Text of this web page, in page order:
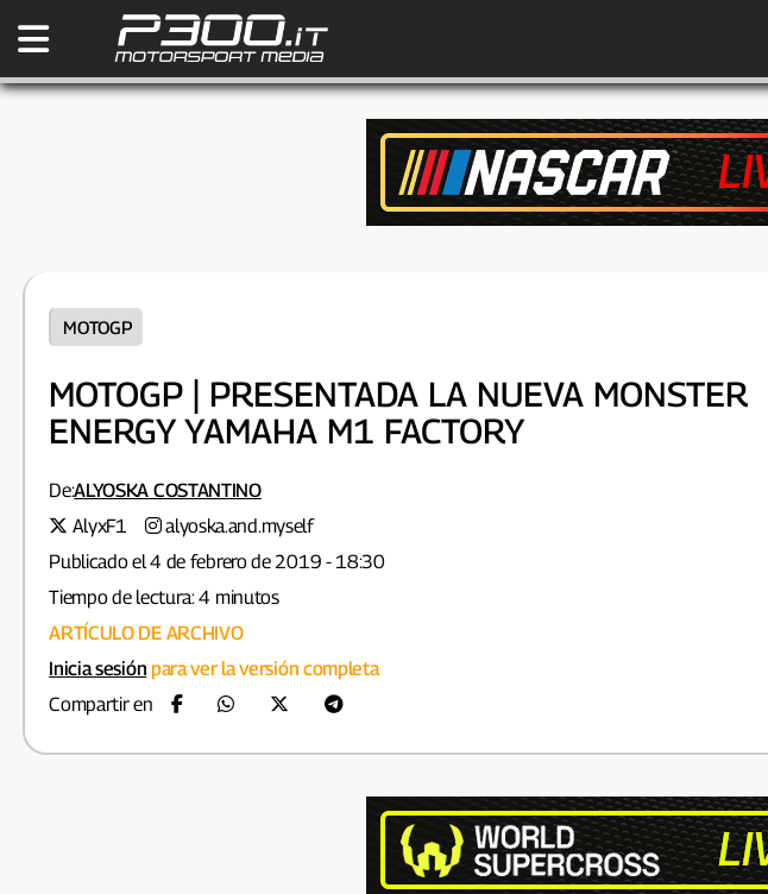
MOTOGP
MOTOGP | PRESENTADA LA NUEVA MONSTER
ENERGY YAMAHA M1 FACTORY
De:ALYOSKA COSTANTINO
AlyxF1
alyoska.and.myself
Publicado el 4 de febrero de 2019 - 18:30
Tiempo de lectura: 4 minutos
ARTÍCULO DE ARCHIVO
Inicia sesión para ver la versión completa
Compartir en